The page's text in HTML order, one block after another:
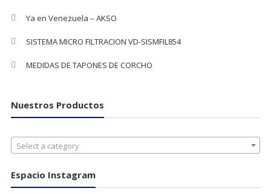
Ya en Venezuela – AKSO
SISTEMA MICRO FILTRACION VD-SISMFIL854
MEDIDAS DE TAPONES DE CORCHO
Nuestros Productos
Select a category
Espacio Instagram